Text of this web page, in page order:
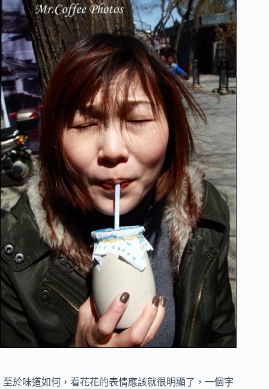
至於味道如何，看花花的表情應該就很明顯了，一個字